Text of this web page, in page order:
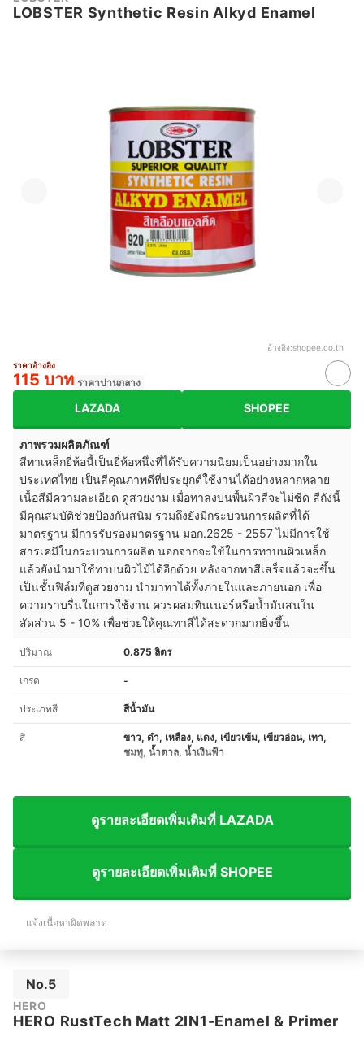
LOBSTER Synthetic Resin Alkyd Enamel
อ้างอิง:shopee.co.th
ราคาอ้างอิง
115 บาท ราคาปานกลาง
LAZADA SHOPEE
ภาพรวมผลิตภัณฑ์
สีทาเหล็กยี่ห้อนี้เป็นยี่ห้อหนึ่งที่ได้รับความนิยมเป็นอย่างมากใน
ประเทศไทย เป็นสีคุณภาพดีที่ประยุกต์ใช้งานได้อย่างหลากหลาย
เนื้อสีมีความละเอียด ดูสวยงาม เมื่อทาลงบนพื้นผิวสีจะไม่ซีด สีถังนี้
มีคุณสมบัติช่วยป้องกันสนิม รวมถึงยังมีกระบวนการผลิตที่ได้
มาตรฐาน มีการรับรองมาตรฐาน มอก.2625 - 2557 ไม่มีการใช้
สารเคมีในกระบวนการผลิต นอกจากจะใช้ในการทาบนผิวเหล็ก
แล้วยังนำมาใช้ทาบนผิวไม้ได้อีกด้วย หลังจากทาสีเสร็จแล้วจะขึ้น
เป็นชั้นฟิล์มที่ดูสวยงาม นำมาทาได้ทั้งภายในและภายนอก เพื่อ
ความราบรื่นในการใช้งาน ควรผสมทินเนอร์หรือน้ำมันสนใน
สัดส่วน 5 - 10% เพื่อช่วยให้คุณทาสีได้สะดวกมากยิ่งขึ้น
ปริมาณ 0.875 ลิตร
เกรด -
ประเภทสี สีน้ำมัน
สี
ขาว, ดำ, เหลือง, แดง, เขียวเข้ม, เขียวอ่อน, เทา,
ชมพู, น้ำตาล, น้ำเงินฟ้า
ดูรายละเอียดเพิ่มเติมที่ LAZADA
ดูรายละเอียดเพิ่มเติมที่ SHOPEE
แจ้งเนื้อหาผิดพลาด
No.5
HERO
HERO RustTech Matt 2IN1-Enamel & Primer